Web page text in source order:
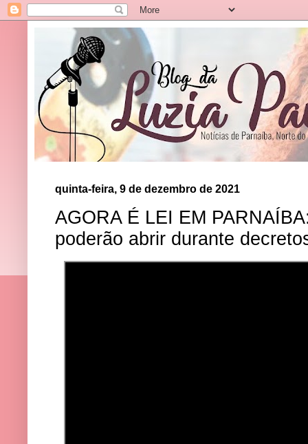
quinta-feira, 9 de dezembro de 2021
AGORA É LEI EM
poderão abrir durante